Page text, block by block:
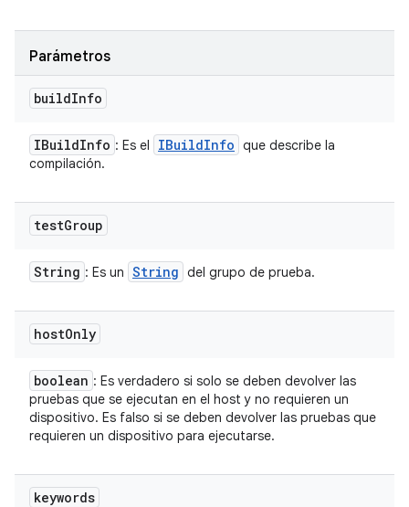
Parámetros
buildInfo
IBuildInfo : Es el IBuildInfo que describe la
compilación.
testGroup
String : Es un String del grupo de prueba.
hostOnly
boolean : Es verdadero si solo se deben devolver las
pruebas que se ejecutan en el host y no requieren un
dispositivo. Es falso si se deben devolver las pruebas que
requieren un dispositivo para ejecutarse.
keywords